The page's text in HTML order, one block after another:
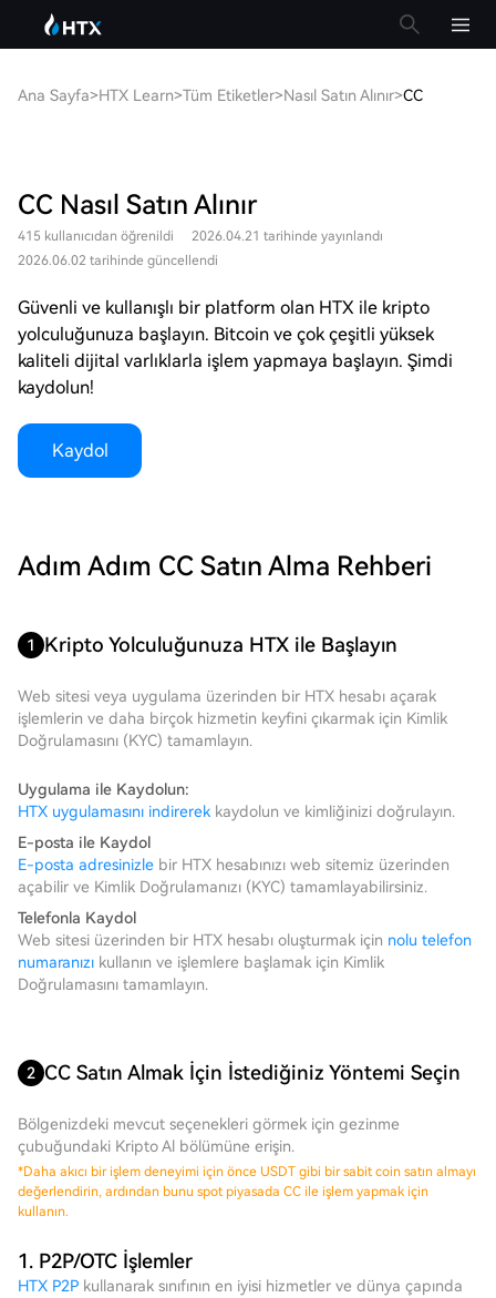
Ana Sayfa>HTX Learn>Tüm Etiketler>Nasıl Satın Alınır>CC
CC Nasıl Satın Alınır
415 kullanıcıdan öğrenildi
2026.04.21 tarihinde yayınlandı
2026.06.02 tarihinde güncellendi
Güvenli ve kullanışlı bir platform olan HTX ile kripto
yolculuğunuza başlayın. Bitcoin ve çok çeşitli yüksek
kaliteli dijital varlıklarla işlem yapmaya başlayın. Şimdi
kaydolun!
Kaydol
Adım Adım CC Satın Alma Rehberi
1 Kripto Yolculuğunuza HTX ile Başlayın
Web sitesi veya uygulama üzerinden bir HTX hesabı açarak
işlemlerin ve daha birçok hizmetin keyfini çıkarmak için Kimlik
Doğrulamasını (KYC) tamamlayın.
Uygulama ile Kaydolun:
HTX uygulamasını indirerek kaydolun ve kimliğinizi doğrulayın.
E-posta ile Kaydol
E-posta adresinizle bir HTX hesabınızı web sitemiz üzerinden
açabilir ve Kimlik Doğrulamanızı (KYC) tamamlayabilirsiniz.
Telefonla Kaydol
Web sitesi üzerinden bir HTX hesabı oluşturmak için nolu telefon
numaranızı kullanın ve işlemlere başlamak için Kimlik
Doğrulamasını tamamlayın.
2 CC Satın Almak İçin İstediğiniz Yöntemi Seçin
Bölgenizdeki mevcut seçenekleri görmek için gezinme
çubuğundaki Kripto Al bölümüne erişin.
*Daha akıcı bir işlem deneyimi için önce USDT gibi bir sabit coin satın almayı
değerlendirin, ardından bunu spot piyasada CC ile işlem yapmak için
kullanın.
1. P2P/OTC İşlemler
HTX P2P kullanarak sınıfının en iyisi hizmetler ve dünya çapında